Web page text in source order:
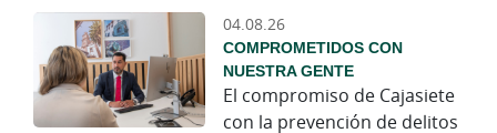
04.08.26
COMPROMETIDOS CON
NUESTRA GENTE
El compromiso de Cajasiete
con la prevención de delitos